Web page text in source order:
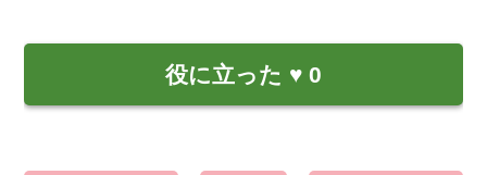
役に立った ♥ 0